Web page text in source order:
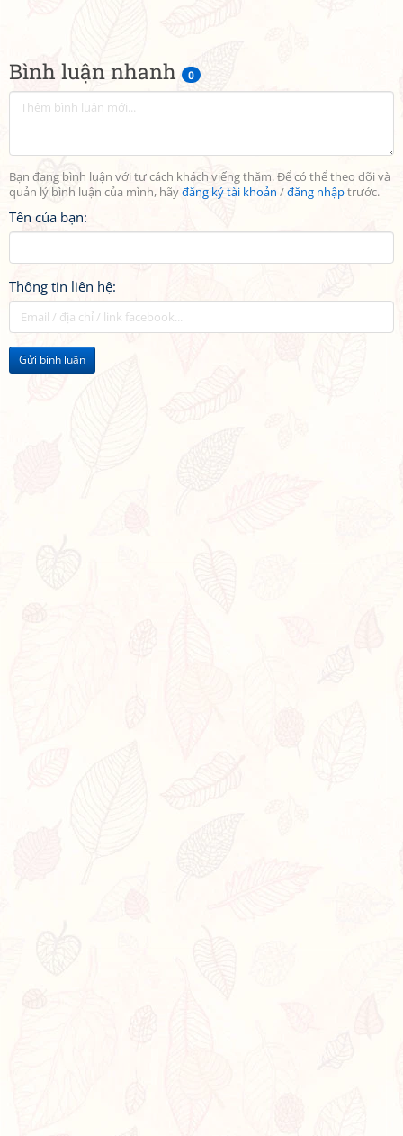
Bình luận nhanh 0
Bạn đang bình luận với tư cách khách viếng thăm. Để có thể theo dõi và
quản lý bình luận của mình, hãyđăng ký tài khoản /đăng nhậptrước.
Tên của bạn:
Thông tin liên hệ:
Gửi bình luận